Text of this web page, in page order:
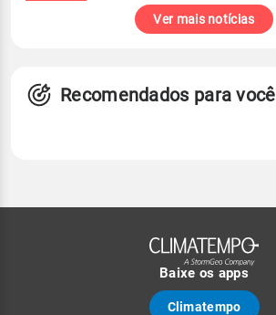
Ver mais notícias
Recomendados para você
Baixe os apps
Climatempo